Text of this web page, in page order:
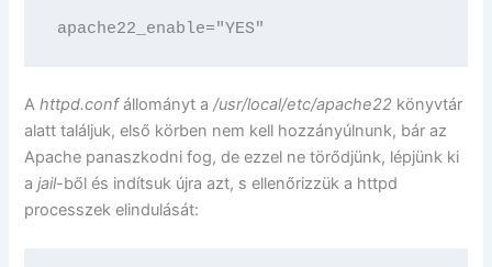
apache22_enable="YES"
Ahttpd.confállományt a/usr/local/etc/apache22 könyvtár
alatt találjuk, első körben nem kell hozzányúlnunk, bár az
Apache panaszkodni fog, de ezzel ne törődjünk, lépjünk ki
ajail-ből és indítsuk újra azt, s ellenőrizzük a httpd
processzek elindulását: